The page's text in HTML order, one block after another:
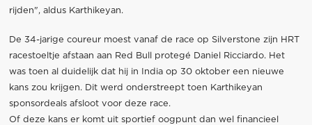
rijden", aldus Karthikeyan.
De 34-jarige coureur moest vanaf de race op Silverstone zijn HRT
racestoeltje afstaan aan Red Bull protegé Daniel Ricciardo. Het
was toen al duidelijk dat hij in India op 30 oktober een nieuwe
kans zou krijgen. Dit werd onderstreept toen Karthikeyan
sponsordeals afsloot voor deze race.
Of deze kans er komt uit sportief oogpunt dan wel financieel